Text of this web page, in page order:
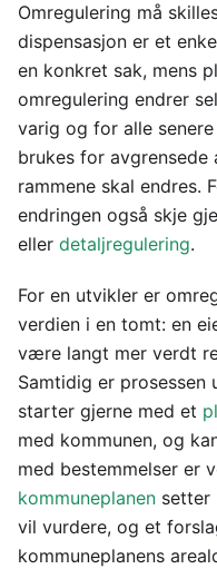
Omregulering må
dispensasjon er et
en konkret sak, mens
omregulering endrer
varig og for alle
brukes for avgrensede
rammene skal endres.
endringen også skje
eller detaljregulering.
For en utvikler er
verdien i en tomt: en
være langt mer verdt
Samtidig er prosessen
starter gjerne med et
med kommunen, og
med bestemmelser er
kommuneplanen setter
vil vurdere, og et
kommuneplanens